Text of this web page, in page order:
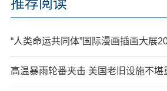
“人类命运共同体”国际漫画插画大展
高温暴雨轮番夹击 美国老旧设施不堪